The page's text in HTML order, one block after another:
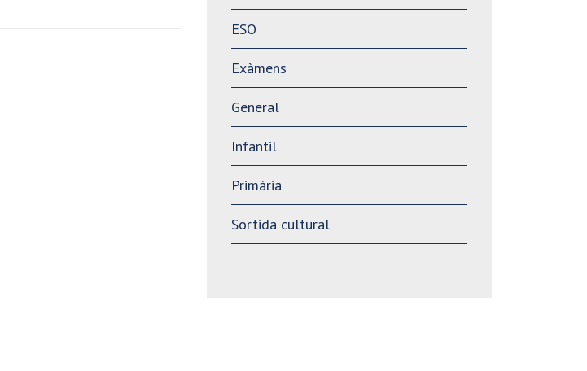
ESO
Exàmens
General
Infantil
Primària
Sortida cultural